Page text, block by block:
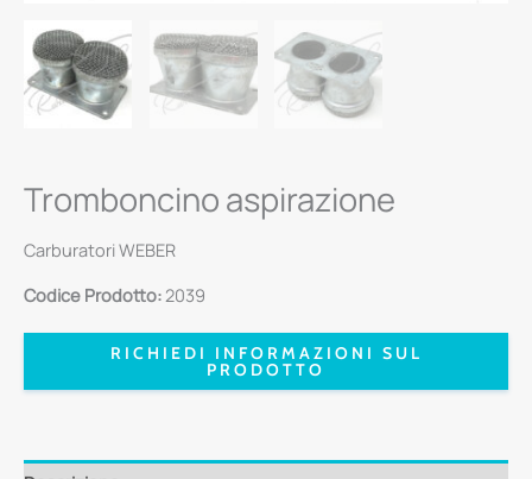
Tromboncino aspirazione
Carburatori WEBER
Codice Prodotto:2039
RICHIEDI INFORMAZIONI SUL
PRODOTTO